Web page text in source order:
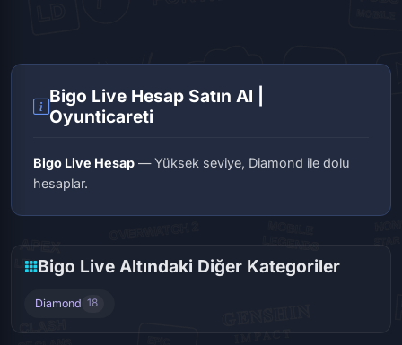
Bigo Live Hesap Satın Al |
Oyunticareti
Bigo Live Hesap — Yüksek seviye, Diamond ile dolu
hesaplar.
Bigo Live Altındaki Diğer Kategoriler
Diamond 18